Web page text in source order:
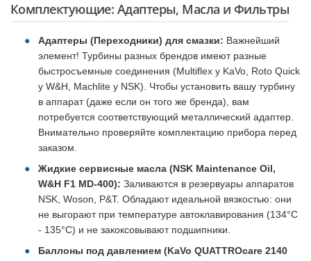
Комплектующие: Адаптеры, Масла и Фильтры
Адаптеры (Переходники) для смазки: Важнейший
элемент! Турбины разных брендов имеют разные
быстросъемные соединения (Multiflex у KaVo, Roto Quick
у W&H, Machlite у NSK). Чтобы установить вашу турбину
в аппарат (даже если он того же бренда), вам
потребуется соответствующий металлический адаптер.
Внимательно проверяйте комплектацию прибора перед
заказом.
Жидкие сервисные масла (NSK Maintenance Oil,
W&H F1 MD-400): Заливаются в резервуары аппаратов
NSK, Woson, P&T. Обладают идеальной вязкостью: они
не выгорают при температуре автоклавирования (134°C
- 135°C) и не закоксовывают подшипники.
Баллоны под давлением (KaVo QUATTROcare 2140